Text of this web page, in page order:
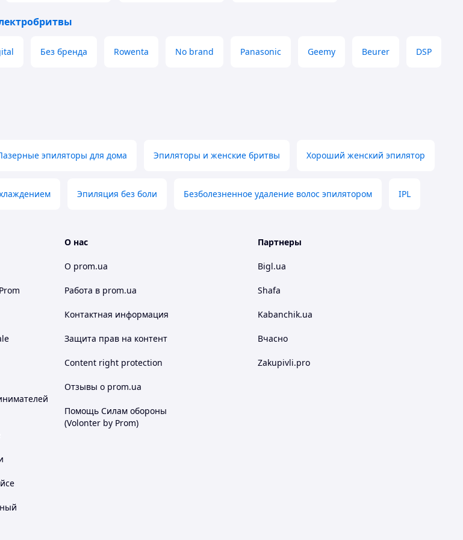
время процедуры.
Без бренда Rowenta No brand Panasonic Geemy Beurer DSP
эпиляторы для дома Эпиляторы и женские бритвы Хороший женский эпилятор
Эпиляция без боли Безболезненное удаление волос эпилятором IPL
О нас
О prom.ua
Работа в prom.ua
Контактная информация
Защита прав на контент
Content right protection
Отзывы о prom.ua
Помощь Силам обороны
(Volonter by Prom)
Партнеры
Bigl.ua
Shafa
Kabanchik.ua
Вчасно
Zakupivli.pro